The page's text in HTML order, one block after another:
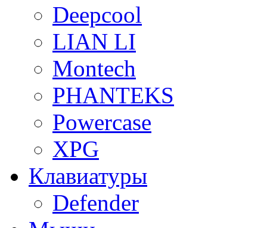
Deepcool
LIAN LI
Montech
PHANTEKS
Powercase
XPG
Клавиатуры
Defender